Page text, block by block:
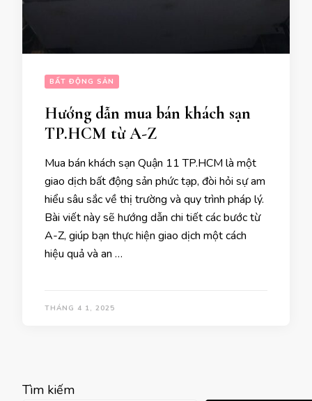
BẤT ĐỘNG SẢN
Hướng dẫn mua bán khách sạn
TP.HCM từ A-Z
Mua bán khách sạn Quận 11 TP.HCM là một
giao dịch bất động sản phức tạp, đòi hỏi sự am
hiểu sâu sắc về thị trường và quy trình pháp lý.
Bài viết này sẽ hướng dẫn chi tiết các bước từ
A-Z, giúp bạn thực hiện giao dịch một cách
hiệu quả và an …
THÁNG 4 1, 2025
Tìm kiếm